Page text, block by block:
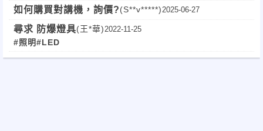
漆均可，煩請提共報價及詳細
如何購買對講機，詢價?(S**v*****)2025-06-27
尋求 防爆燈具(王*華)2022-11-25
#照明#LED